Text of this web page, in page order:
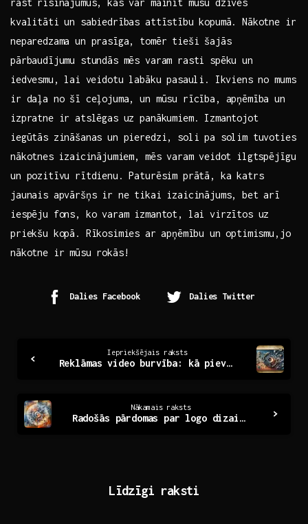
rast ‍risinājumus, kas var mainīt mūsu dzīves
kvalitāti un sabiedrības attīstību kopumā. Nākotne ir
neparedzama un prasīga, tomēr tieši šajās
pārbaudījumu stundās ‌mēs varam rasti spēku un
iedvesmu, lai ⁢veidotu labāku pasauli. Ikviens no mums
ir daļa no šī ceļojuma, un mūsu rīcība, apņēmība un
izpratne ir atslēgas uz panākumiem. Izmantojot
iegūtās zināšanas un pieredzi, soli pa ​solim tuvoties
nākotnes ⁣izaicinājumiem, mēs varam veidot ilgtspējīgu
un pozitīvu rītdienu. Paturēsim prātā, ka katrs
jaunais apvāršņs ‌ir ne tikai izaicinājums,​ bet ⁣arī
iespēju fons, ko varam izmantot, lai virzītos uz
priekšu kopā. Rīkosimies⁢ ar apņēmību un optimismu,jo
nākotne ir mūsu rokās!
Dalies Facebook Dalies Twitter
Reading
Iepriekšējais raksts
Reklāmas video burvība: kā pievērst skatītāju uzmanību
Nākamais raksts
Radošās pārdomas par logo dizainu: Identitātes veidošana
Līdzīgi raksti